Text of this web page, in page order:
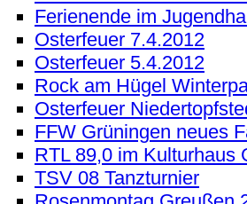
Ferienende im
Osterfeuer 7.4.2012
Osterfeuer 5.4.2012
Rock am Hügel
Osterfeuer
FFW Grüningen neues
RTL 89,0 im Kulturhaus
TSV 08 Tanzturnier